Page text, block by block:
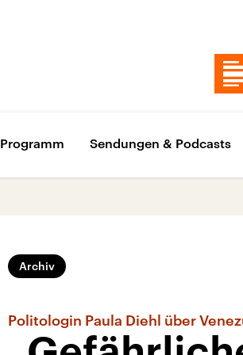
Programm Sendungen & Podcasts
Archiv
Politologin Paula Diehl über